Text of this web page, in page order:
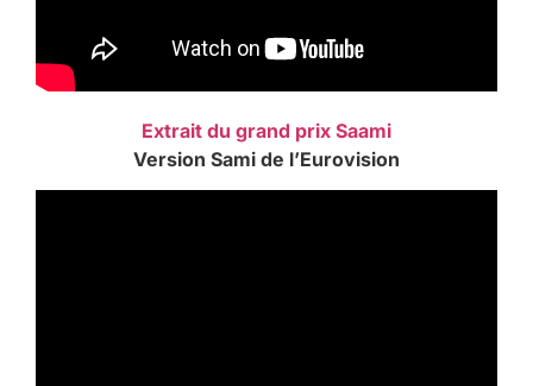
Extrait du grand prix Saami
Version Sami de l’Eurovision